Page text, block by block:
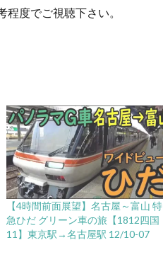
度でご視聴下さい。
【4時間前面展望】名古屋～富山 特
急ひだ グリーン車の旅【1812四国
11】東京駅→名古屋駅 12/10-07